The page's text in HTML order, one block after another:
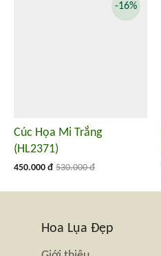
Cúc Họa Mi Trắng
(HL2371)
450.000 đ 530.000 đ
-16%
Hoa Lụa Đẹp